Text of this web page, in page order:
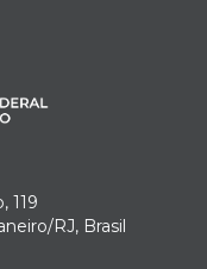
119
RJ, Brasil